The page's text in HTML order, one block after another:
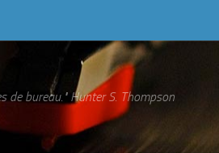
de bureau." Hunter S. Thompson